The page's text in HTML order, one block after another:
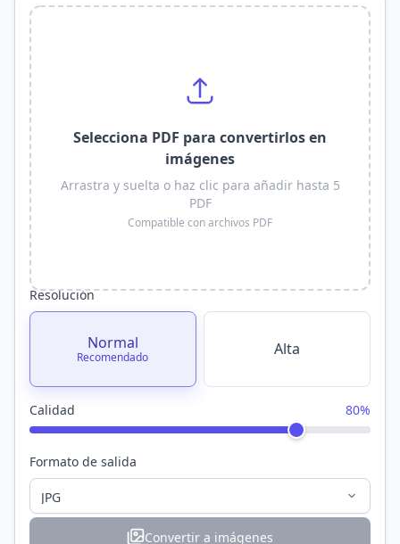
Selecciona PDF para convertirlos en
imágenes
Arrastra y suelta o haz clic para añadir hasta 5
PDF
Compatible con archivos PDF
Resolución
Normal
Recomendado Alta
Calidad 80%
Formato de salida
Convertir a imágenes